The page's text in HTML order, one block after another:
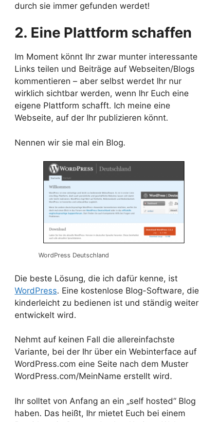
durch sie immer gefunden werdet!
2. Eine Plattform schaffen
Im Moment könnt Ihr zwar munter interessante
Links teilen und Beiträge auf Webseiten/Blogs
kommentieren – aber selbst werdet Ihr nur
wirklich sichtbar werden, wenn Ihr Euch eine
eigene Plattform schafft. Ich meine eine
Webseite, auf der Ihr publizieren könnt.
Nennen wir sie mal ein Blog.
WordPress Deutschland
Die beste Lösung, die ich dafür kenne, ist
WordPress. Eine kostenlose Blog-Software, die
kinderleicht zu bedienen ist und ständig weiter
entwickelt wird.
Nehmt auf keinen Fall die allereinfachste
Variante, bei der Ihr über ein Webinterface auf
WordPress.com eine Seite nach dem Muster
WordPress.com/MeinName erstellt wird.
Ihr solltet von Anfang an ein „self hosted“ Blog
haben. Das heißt, Ihr mietet Euch bei einem